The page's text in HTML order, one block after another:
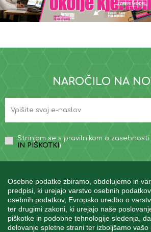
Osebne podatke zbiramo, obdelujemo in
predpisi, ki urejajo varstvo osebnih
osebnih podatkov, Evropsko uredbo o
ter drugimi zakoni, ki urejajo naše
piškotke in podobne tehnologije sledenja,
delovanje spletne strani ter izboljšamo vašo
NAROČILO NA
Strinjam se s pravilnikom o zasebnosti
IN PIŠKOTKI )
INFORMACIJE